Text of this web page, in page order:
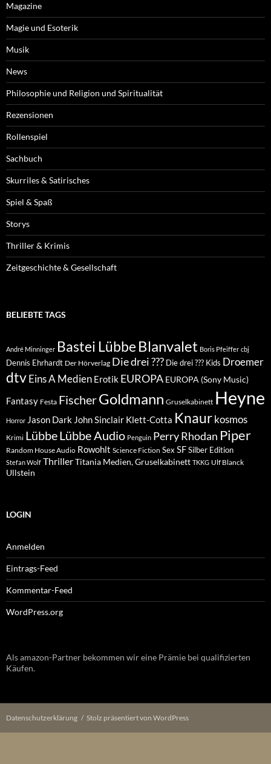
Magazine
Magie und Esoterik
Musik
News
Philosophie und Religion und Spiritualität
Rezensionen
Rollenspiel
Sachbuch
Skurriles & Satirisches
Spiel & Spaß
Storys
Thriller & Krimis
Zeitgeschichte & Gesellschaft
BELIEBTE TAGS
André Minninger Bastei Lübbe Blanvalet Boris Pfeiffer cbj
Dennis Ehrhardt Der Hörverlag Die drei ??? Die drei ??? Kids Droemer
dtvEins A Medien Erotik EUROPA EUROPA (Sony Music)
Fantasy Festa FischerGoldmann Gruselkabinett Heyne
Horror Jason Dark John Sinclair Klett-Cotta Knaur kosmos
Krimi LübbeLübbe Audio Penguin Perry Rhodan Piper
Random House Audio Rowohlt Science Fiction Sex SFSilber Edition
Stefan Wolf ThrillerTitania Medien, Gruselkabinett TKKG Ulf Blanck
Ullstein
LOGIN
Anmelden
Eintrags-Feed
Kommentar-Feed
WordPress.org
Als amazon-Partner bekommen wir eine Prämie bei qualifizierten
Käufen.
Datenschutzerklärung Stolz präsentiert von WordPress